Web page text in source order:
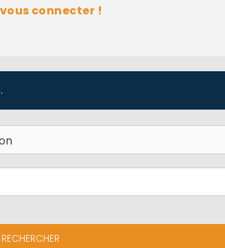
connecter !